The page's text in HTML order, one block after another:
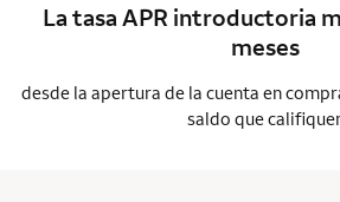
La tasa APR introductoria
meses
desde la apertura de la cuenta en
saldo que